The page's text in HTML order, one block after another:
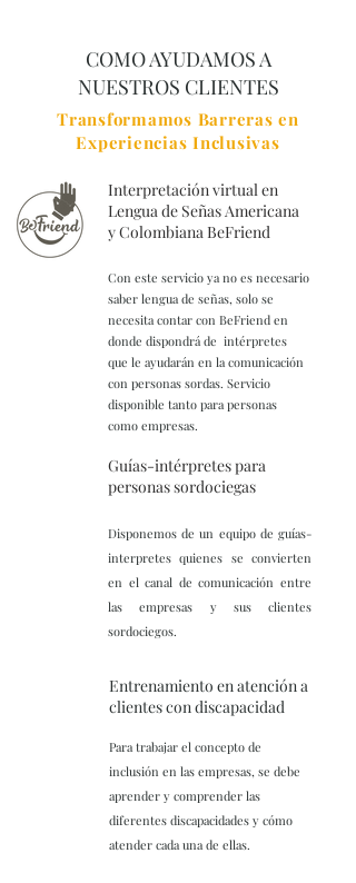
COMO AYUDAMOS A
NUESTROS CLIENTES
Transformamos Barreras en
Experiencias Inclusivas
Interpretación virtual en
Lengua de Señas Americana
y Colombiana BeFriend
Con este servicio ya no es necesario
saber lengua de señas, solo se
necesita contar con BeFriend en
donde dispondrá de intérpretes
que le ayudarán en la comunicación
con personas sordas. Servicio
disponible tanto para personas
como empresas.
Guías-intérpretes para
personas sordociegas
Disponemos de un equipo de guías-
interpretes quienes se convierten
en el canal de comunicación entre
las empresas y sus clientes
sordociegos.
Entrenamiento en atención a
clientes con discapacidad
Para trabajar el concepto de
inclusión en las empresas, se debe
aprender y comprender las
diferentes discapacidades y cómo
atender cada una de ellas.